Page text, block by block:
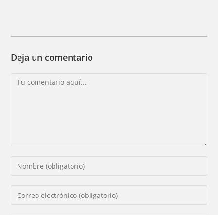
Deja un comentario
Comentario
Introducí
Introducí